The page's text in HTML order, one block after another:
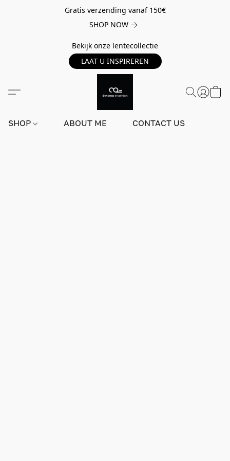
Gratis verzending vanaf 150€
SHOP NOW
Bekijk onze lentecollectie
LAAT U INSPIREREN
SHOP ABOUT ME CONTACT US